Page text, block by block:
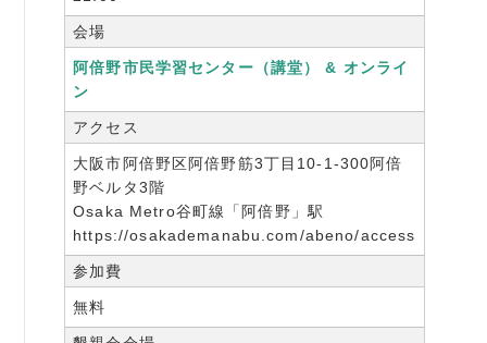
会場
阿倍野市民学習センター（講堂） & オンライ
ン
アクセス
大阪市阿倍野区阿倍野筋3丁目10-1-300阿倍
野ベルタ3階
Osaka Metro谷町線「阿倍野」駅
https://osakademanabu.com/abeno/access
参加費
無料